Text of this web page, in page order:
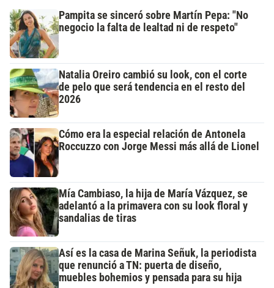
Pampita se sinceró sobre Martín Pepa: "No
negocio la falta de lealtad ni de respeto"
Natalia Oreiro cambió su look, con el corte
de pelo que será tendencia en el resto del
2026
Cómo era la especial relación de Antonela
Roccuzzo con Jorge Messi más allá de Lionel
Mía Cambiaso, la hija de María Vázquez, se
adelantó a la primavera con su look floral y
sandalias de tiras
Así es la casa de Marina Señuk, la periodista
que renunció a TN: puerta de diseño,
muebles bohemios y pensada para su hija